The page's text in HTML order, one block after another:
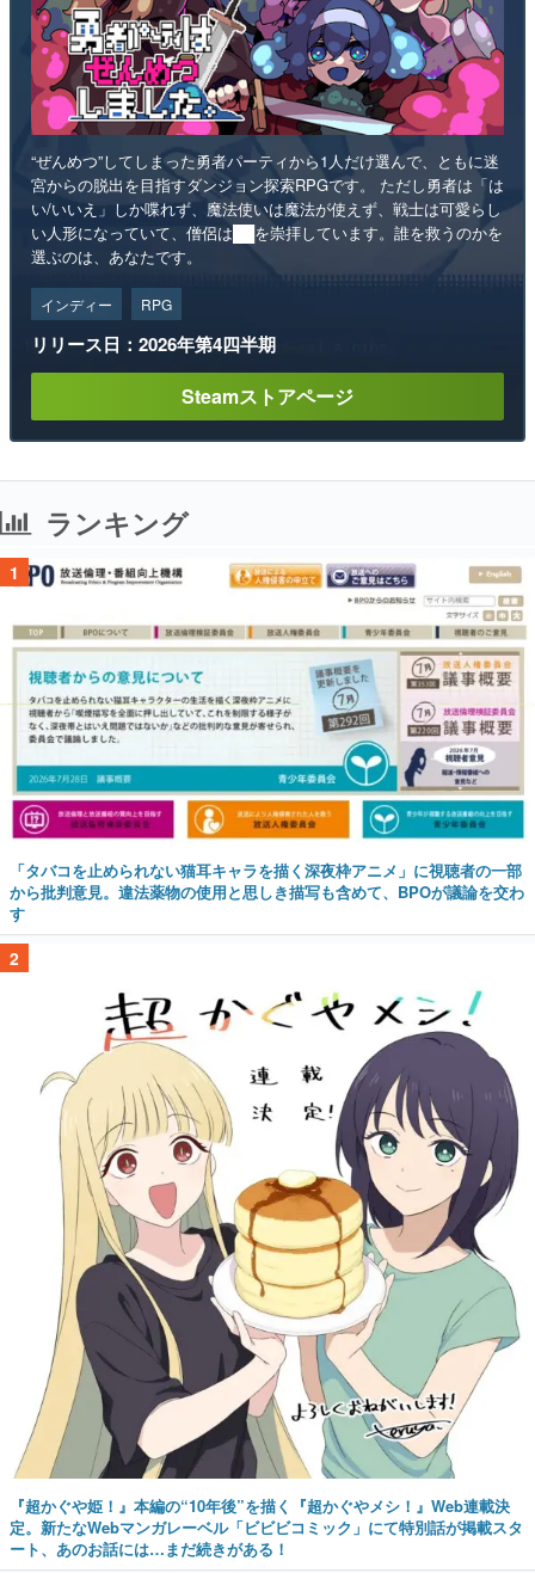
“ぜんめつ”してしまった勇者パーティから1人だけ選んで、ともに迷
宮からの脱出を目指すダンジョン探索RPGです。 ただし勇者は「は
い/いいえ」しか喋れず、魔法使いは魔法が使えず、戦士は可愛らし
い人形になっていて、僧侶は██を崇拝しています。誰を救うのかを
選ぶのは、あなたです。
インディー RPG
リリース日：2026年第4四半期
Steamストアページ
ランキング
1
「タバコを止められない猫耳キャラを描く深夜枠アニメ」に視聴者の一部
から批判意見。違法薬物の使用と思しき描写も含めて、BPOが議論を交わ
す
2
『超かぐや姫！』本編の“10年後”を描く『超かぐやメシ！』Web連載決
定。新たなWebマンガレーベル「ビビビコミック」にて特別話が掲載スタ
ート、あのお話には…まだ続きがある！